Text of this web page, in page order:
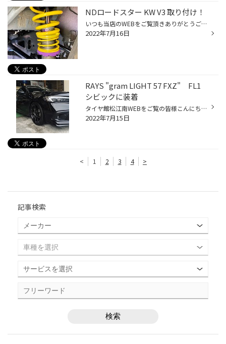
NDロードスター KW V3 取り付け！
いつも当店のWEBをご覧頂きありがとうございます！ タイヤ館松江南のかわかみです。 更新が遅くなってしまいましたが、 NDロードスターへの車高調取り付けをご紹介します。 装着するのはKWの車高調【 V3 】です！ 名称変更前は【 Version-3 】と呼ばれてまして バージョン3の方が馴染み深いかもしれ...
2022年7月16日
RAYS "gram LIGHT 57 FXZ" FL1
シビックに装着
タイヤ館松江南WEBをご覧の皆様こんにちは！ 今回は “究極”の意味を持つ“Z”を冠した次世代フラッグシップモデル RAYS "gramLIGHIT 57 FXZ" 車高調でローダウンをさせて頂きましたあのシビックに本日は レイズのホイールを装着 スポーツホイールに求められる「軽さ」や「高剛性」と デザイン・加工技...
2022年7月15日
< 1 2 3 4 >
記事検索